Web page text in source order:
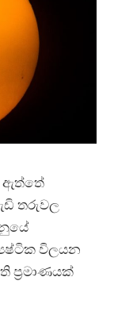
ඇත්තේ
තරුවල
විලයන
ප්‍රමාණයක්